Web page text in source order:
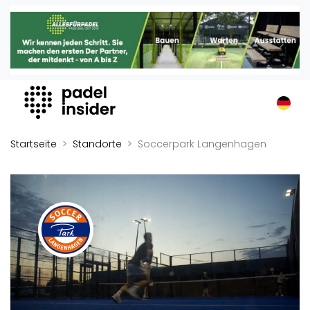
Padel Insider
Home
Organisationen
Buchungssysteme
Padel-Shops
Verschiedenes
Veranstaltungen
Turniere
International
Playtomic
Startseite Standorte Soccerpark Langenhagen